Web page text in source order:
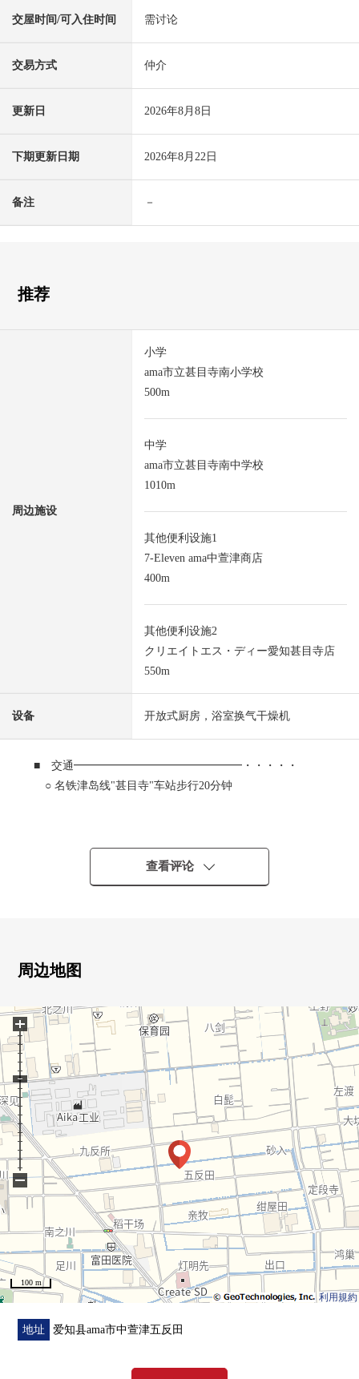
交屋时间/可入住时间 需讨论
交易方式 仲介
更新日 2026年8月8日
下期更新日期 2026年8月22日
备注 －
推荐
周边施设
小学
ama市立甚目寺南小学校
500m
中学
ama市立甚目寺南中学校
1010m
其他便利设施1
7-Eleven ama中萱津商店
400m
其他便利设施2
クリエイトエス・ディー愛知甚目寺店
550m
设备 开放式厨房，浴室换气干燥机
■ 交通━━━━━━━━━━━━━━━・・・・・
○ 名铁津岛线"甚目寺"车站步行20分钟
○ 实际使用面积103.82平米的4LDK
○ 约22.8张塌塌米宽敞的LDK
○ 与家族的会话兴奋起来的开放式厨房
━━━━━━━━━━━━━━━・・・・・
[张替]全室地板·木材瓷砖上貼、畳表替
[其他]室内清洁
[交换]炉子·抽油烟机、热水供应器、厕所·温水便座、栓、
浴室暖气
查看评论
周边地图
利用規約
100 m
+
−
地址 爱知县ama市中萱津五反田